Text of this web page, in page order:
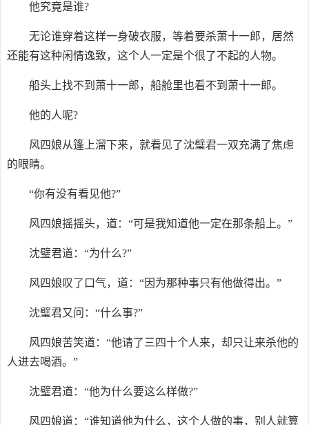
他究竟是谁?
无论谁穿着这样一身破衣服，等着要杀萧十一郎，居然
还能有这种闲情逸致，这个人一定是个很了不起的人物。
船头上找不到萧十一郎，船舱里也看不到萧十一郎。
他的人呢?
风四娘从篷上溜下来，就看见了沈璧君一双充满了焦虑
的眼睛。
“你有没有看见他?”
风四娘摇摇头，道：“可是我知道他一定在那条船上。”
沈璧君道：“为什么?”
风四娘叹了口气，道：“因为那种事只有他做得出。”
沈璧君又问：“什么事?”
风四娘苦笑道：“他请了三四十个人来，却只让来杀他的
人进去喝酒。”
沈璧君道：“他为什么要这么样做?”
风四娘道：“谁知道他为什么，这个人做的事，别人就算